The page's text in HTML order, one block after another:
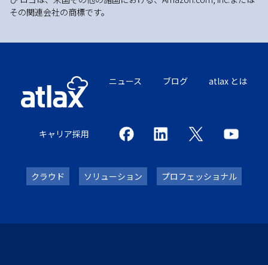
その関連会社の商標です。
ニュース ブログ atlax とは
キャリア採用
クラウド ソリューション プロフェッショナル